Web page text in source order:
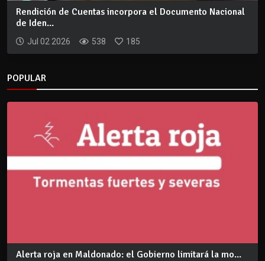
Rendición de Cuentas incorpora el Documento Nacional
de Iden...
Jul 02 2026 538 185
POPULAR
Alerta roja en Maldonado: el Gobierno limitará la mo...